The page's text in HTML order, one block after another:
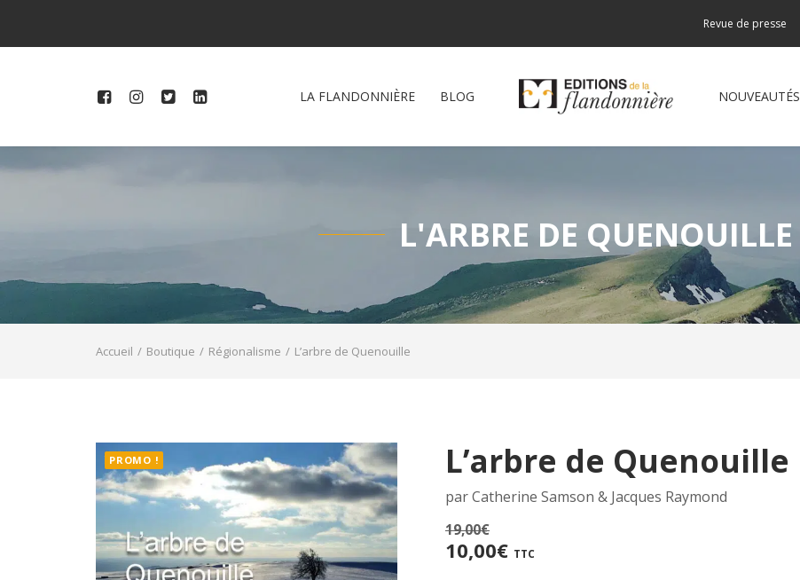
Revue de presse
LA FLANDONNIÈRE BLOG NOUVEAUTÉS
L'ARBRE DE QUENOUILLE
Accueil Boutique Régionalisme L’arbre de Quenouille
PROMO ! L’arbre de Quenouille
par Catherine Samson & Jacques Raymond
19,00€
Le
10,00€Le
TTC